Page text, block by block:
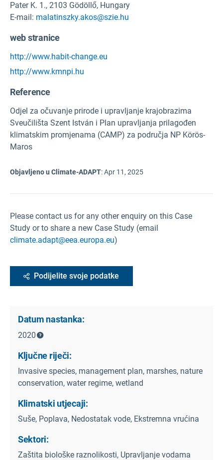
Pater K. 1., 2103 Gödöllő, Hungary
E-mail: malatinszky.akos@szie.hu
web stranice
http://www.habit-change.eu
http://www.kmnpi.hu
Reference
Odjel za očuvanje prirode i upravljanje krajobrazima
Sveučilišta Szent István i Plan upravljanja prilagođen
klimatskim promjenama (CAMP) za područja NP Körös-
Maros
Objavljeno u Climate-ADAPT:Apr 11, 2025
Please contact us for any other enquiry on this Case
Study or to share a new Case Study (email
climate.adapt@eea.europa.eu)
Podijelite svoje podatke
Datum nastanka:
2020
Ključne riječi:
Invasive species, management plan, marshes, nature
conservation, water regime, wetland
Klimatski utjecaji:
Suše, Poplava, Nedostatak vode, Ekstremna vrućina
Sektori:
Zaštita biološke raznolikosti, Upravljanje vodama